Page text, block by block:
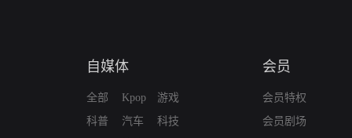
自媒体
全部
科普
Kpop
汽车
游戏
科技
会员
会员特权
会员剧场